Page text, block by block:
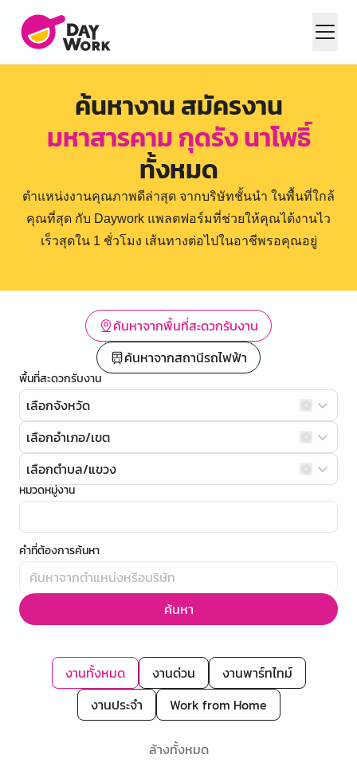
ค้นหางาน สมัครงาน
มหาสารคาม กุดรัง นาโพธิ์
ทั้งหมด
ตำแหน่งงานคุณภาพดีล่าสุด จากบริษัทชั้นนำ ในพื้นที่ใกล้
คุณที่สุด กับ Daywork แพลตฟอร์มที่ช่วยให้คุณได้งานไว
เร็วสุดใน 1 ชั่วโมง เส้นทางต่อไปในอาชีพรอคุณอยู่
ค้นหาจากพื้นที่สะดวกรับงาน
ค้นหาจากสถานีรถไฟฟ้า
พื้นที่สะดวกรับงาน
เลือกจังหวัด
เลือกอำเภอ/เขต
เลือกตำบล/แขวง
หมวดหมู่งาน
คำที่ต้องการค้นหา
ค้นหา
งานทั้งหมด งานด่วน
งานพาร์ทไทม์
งานประจำ
Work from Home
ล้างทั้งหมด